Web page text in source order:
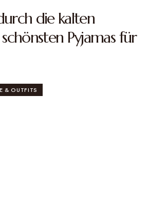
die kalten
Pyjamas für
& OUTFITS